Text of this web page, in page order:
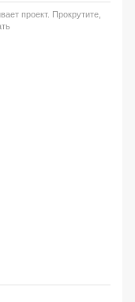
проект. Прокрутите,